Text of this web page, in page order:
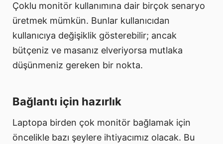
Çoklu monitör kullanımına dair birçok senaryo
üretmek mümkün. Bunlar kullanıcıdan
kullanıcıya değişiklik gösterebilir; ancak
bütçeniz ve masanız elveriyorsa mutlaka
düşünmeniz gereken bir nokta.
Bağlantı için hazırlık
Laptopa birden çok monitör bağlamak için
öncelikle bazı şeylere ihtiyacımız olacak. Bu